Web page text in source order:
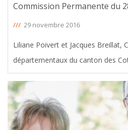
Commission Permanente du
/// 29 novembre 2016
Liliane Poivert et Jacques Breillat,
départementaux du canton des
informent des subventions
faveur de leur canton lors de la
Conseil Départemental de [ … ]